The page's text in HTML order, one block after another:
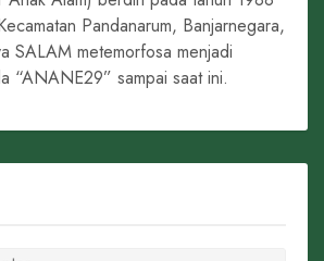
Pandanarum, Banjarnegara,
SALAM metemorfosa menjadi
“ANANE29” sampai saat ini.